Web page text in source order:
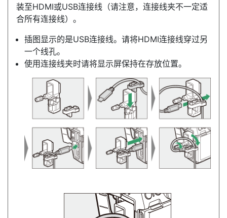
装至HDMI或USB连接线（请注意，连接线夹不一定适
合所有连接线）。
插图显示的是USB连接线。请将HDMI连接线穿过另
一个线孔。
使用连接线夹时请将显示屏保持在存放位置。